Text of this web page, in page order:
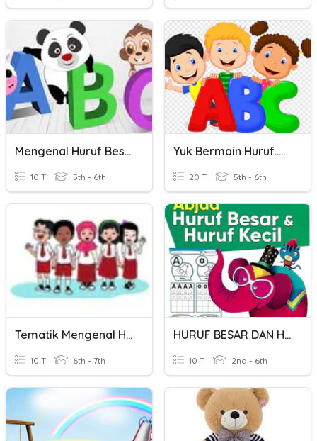
Mengenal Huruf Besar
10 T 5th - 6th
Yuk Bermain Huruf.....
20 T 5th - 6th
Tematik Mengenal Huruf
10 T 6th - 7th
HURUF BESAR DAN HURUF KECIL
10 T 2nd - 6th